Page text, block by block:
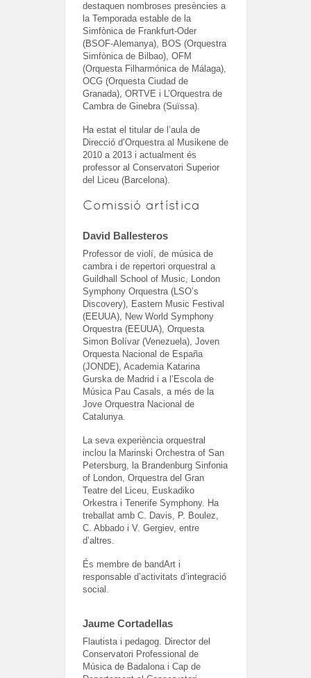
destaquen nombroses presències a
la Temporada estable de la
Simfònica de Frankfurt-Oder
(BSOF-Alemanya), BOS (Orquestra
Simfònica de Bilbao), OFM
(Orquesta Filharmónica de Málaga),
OCG (Orquesta Ciudad de
Granada), ORTVE i L’Orquestra de
Cambra de Ginebra (Suïssa).
Ha estat el titular de l’aula de
Direcció d’Orquestra al Musikene de
2010 a 2013 i actualment és
professor al Conservatori Superior
del Liceu (Barcelona).
Comissió artística
David Ballesteros
Professor de violí, de música de
cambra i de repertori orquestral a
Guildhall School of Music, London
Symphony Orquestra (LSO’s
Discovery), Eastern Music Festival
(EEUUA), New World Symphony
Orquestra (EEUUA), Orquesta
Simon Bolívar (Venezuela), Joven
Orquesta Nacional de España
(JONDE), Academia Katarina
Gurska de Madrid i a l’Escola de
Música Pau Casals, a més de la
Jove Orquestra Nacional de
Catalunya.
La seva experiència orquestral
inclou la Marinski Orchestra of San
Petersburg, la Brandenburg Sinfonia
of London, Orquestra del Gran
Teatre del Liceu, Euskadiko
Orkestra i Tenerife Symphony. Ha
treballat amb C. Davis, P. Boulez,
C. Abbado i V. Gergiev, entre
d’altres.
És membre de bandArt i
responsable d’activitats d’integració
social.
Jaume Cortadellas
Flautista i pedagog. Director del
Conservatori Professional de
Música de Badalona i Cap de